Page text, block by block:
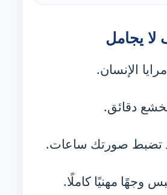
يجامل
الإنسان.
دقائق.
تضبط صورتك ساعات.
وجهًا مهنيًا كاملًا.